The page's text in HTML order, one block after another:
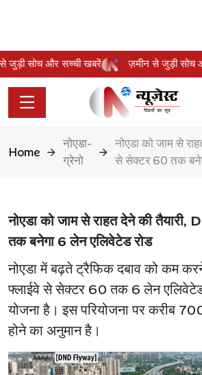
से जुड़ी सोच और सच्ची खबरें ज़मीन से जुड़ी
Home
नोएडा-
ग्रेनो
नोएडा को जाम से
से सेक्टर 60 तक
नोएडा को जाम से राहत देने की
तक बनेगा 6 लेन एलिवेटेड रोड
नोएडा में बढ़ते ट्रैफिक दबाव को कम
फ्लाईवे से सेक्टर 60 तक 6 लेन एलिवेटेड
योजना है। इस परियोजना पर करीब
होने का अनुमान है।